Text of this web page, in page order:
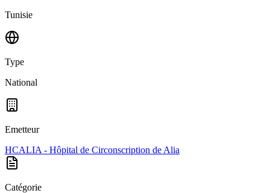
Tunisie
Type
National
Emetteur
HCALIA - Hôpital de Circonscription de Alia
Catégorie